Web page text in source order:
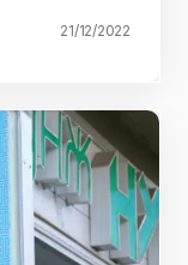
21/12/2022